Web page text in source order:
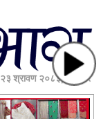
२३ श्रावण २०८३, शनिबार